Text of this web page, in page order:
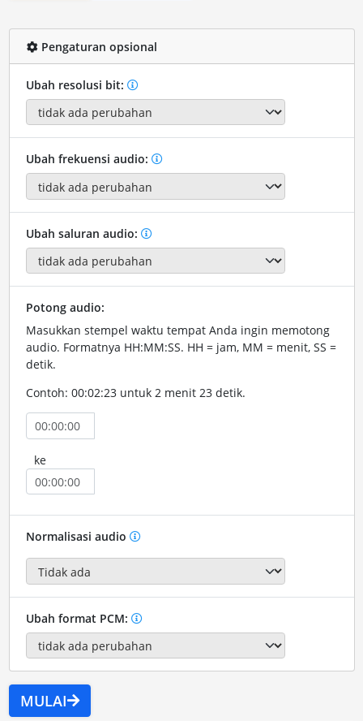
Pengaturan opsional
Ubah resolusi bit:
Ubah frekuensi audio:
Ubah saluran audio:
Potong audio:
Masukkan stempel waktu tempat Anda ingin memotong
audio. Formatnya HH:MM:SS. HH = jam, MM = menit, SS =
detik.
Contoh: 00:02:23 untuk 2 menit 23 detik.
ke
Normalisasi audio
Ubah format PCM:
MULAI